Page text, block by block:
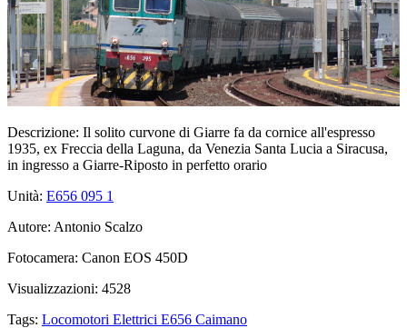
Descrizione: Il solito curvone di Giarre fa da cornice all'espresso
1935, ex Freccia della Laguna, da Venezia Santa Lucia a Siracusa,
in ingresso a Giarre-Riposto in perfetto orario
Unità: E656 095 1
Autore: Antonio Scalzo
Fotocamera: Canon EOS 450D
Visualizzazioni: 4528
Tags: Locomotori Elettrici E656 Caimano